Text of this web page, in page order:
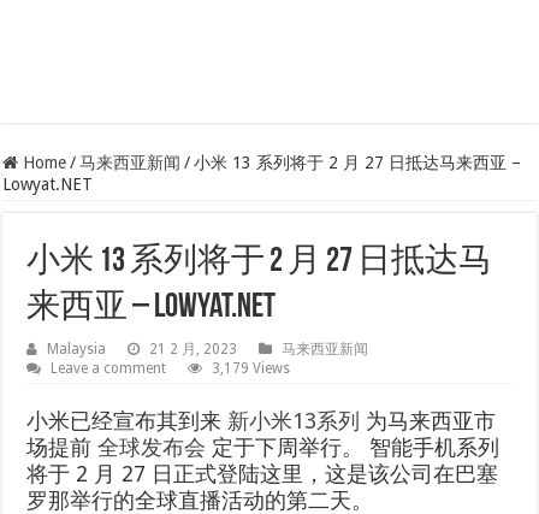
Home / 马来西亚新闻 / 小米 13 系列将于 2 月 27 日抵达马来西亚 –
Lowyat.NET
小米 13 系列将于 2 月 27 日抵达马
来西亚 – Lowyat.NET
Malaysia 21 2 月, 2023
马来西亚新闻
Leave a comment
3,179 Views
小米已经宣布其到来 新小米13系列 为马来西亚市
场提前全球发布会 定于下周举行。 智能手机系列
将于 2 月 27 日正式登陆这里，这是该公司在巴塞
罗那举行的全球直播活动的第二天。